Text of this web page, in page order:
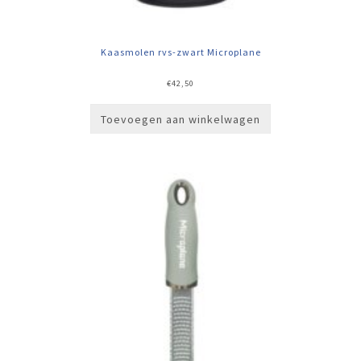
Kaasmolen rvs-zwart Microplane
€42,50
Toevoegen aan winkelwagen